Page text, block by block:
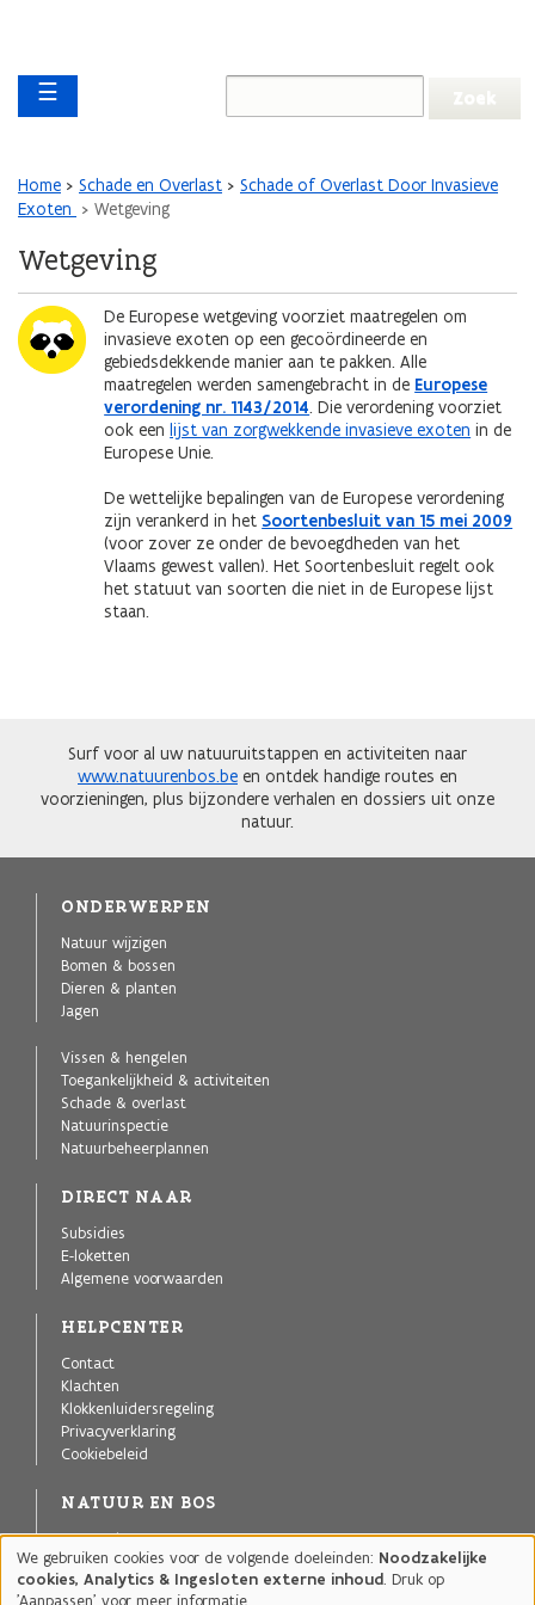
gaan
Main navigation
☰
Kruimelpad
Home Schade en Overlast
Schade of Overlast Door Invasieve
Exoten
Wetgeving
Wetgeving
AfbeeldingDe Europese wetgeving voorziet maatregelen om
invasieve exoten op een gecoördineerde en
gebiedsdekkende manier aan te pakken. Alle
maatregelen werden samengebracht in de Europese
verordening nr. 1143/2014. Die verordening voorziet
ook eenlijst van zorgwekkende invasieve exoten in de
Europese Unie.
De wettelijke bepalingen van de Europese verordening
zijn verankerd in het Soortenbesluit van 15 mei 2009
(voor zover ze onder de bevoegdheden van het
Vlaams gewest vallen). Het Soortenbesluit regelt ook
het statuut van soorten die niet in de Europese lijst
staan.
Surf voor al uw natuuruitstappen en activiteiten naar
www.natuurenbos.be en ontdek handige routes en
voorzieningen, plus bijzondere verhalen en dossiers uit onze
natuur.
ONDERWERPEN
Natuur wijzigen
Bomen & bossen
Dieren & planten
Jagen
Vissen & hengelen
Toegankelijkheid & activiteiten
Schade & overlast
Natuurinspectie
Natuurbeheerplannen
DIRECT NAAR
Subsidies
E-loketten
Algemene voorwaarden
HELPCENTER
Contact
Klachten
Klokkenluidersregeling
Privacyverklaring
Cookiebeleid
NATUUR EN BOS
Agentschap voor Natuur en Bos
Publicaties
Projecten
Gebruik
van
We gebruiken cookies voor de volgende doeleinden: Noodzakelijke
cookies, Analytics & Ingesloten externe inhoud. Druk op
'Aanpassen' voor meer informatie.